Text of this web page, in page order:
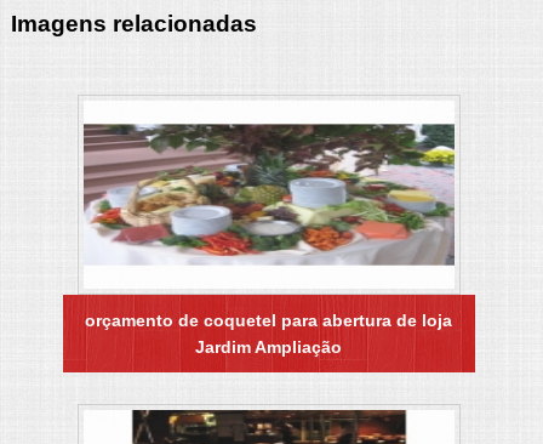
Imagens relacionadas
orçamento de coquetel para abertura de loja
Jardim Ampliação